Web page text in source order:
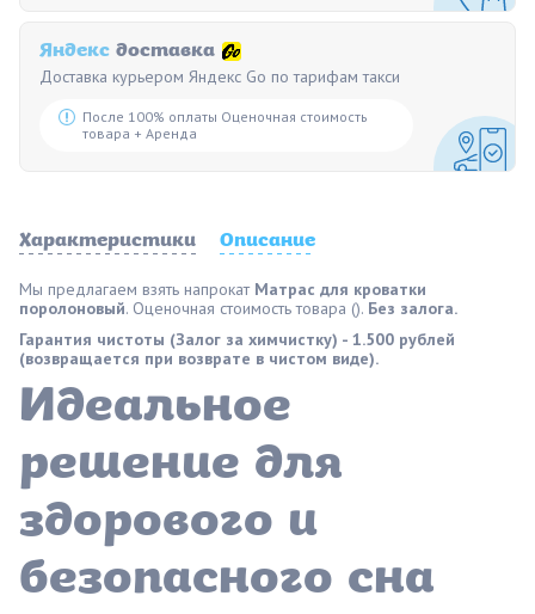
Яндекс доставка
Доставка курьером Яндекс Go по тарифам такси
После 100% оплаты Оценочная стоимость
товара + Аренда
Характеристики Описание
Мы предлагаем взять напрокат Матрас для кроватки
поролоновый. Оценочная стоимость товара (). Без залога.
Гарантия чистоты (Залог за химчистку) - 1.500 рублей
(возвращается при возврате в чистом виде).
Идеальное
решение для
здорового и
безопасного сна